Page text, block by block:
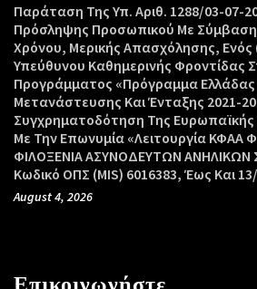
Παράταση Της Υπ. Αριθ. 1288/03-07-
Πρόσληψης Προσωπικού Με Σύμβαση
Χρόνου, Μερικής Απασχόλησης, Ενός
Υπεύθυνου Καθημερινής Φροντίδας
Προγράμματος «Πρόγραμμα Ελλάδας
Μετανάστευσης Και Ένταξης 2021-
Συγχρηματοδότηση Της
Με Την Επωνυμία «Λειτουργία ΚΦΑΑ
ΦΙΛΟΞΕΝΙΑ ΑΣΥΝΟΔΕΥΤΩΝ ΑΝΗΛΙΚΩΝ
Κωδικό ΟΠΣ (MIS) 6016383, Έως Και
August 4, 2026